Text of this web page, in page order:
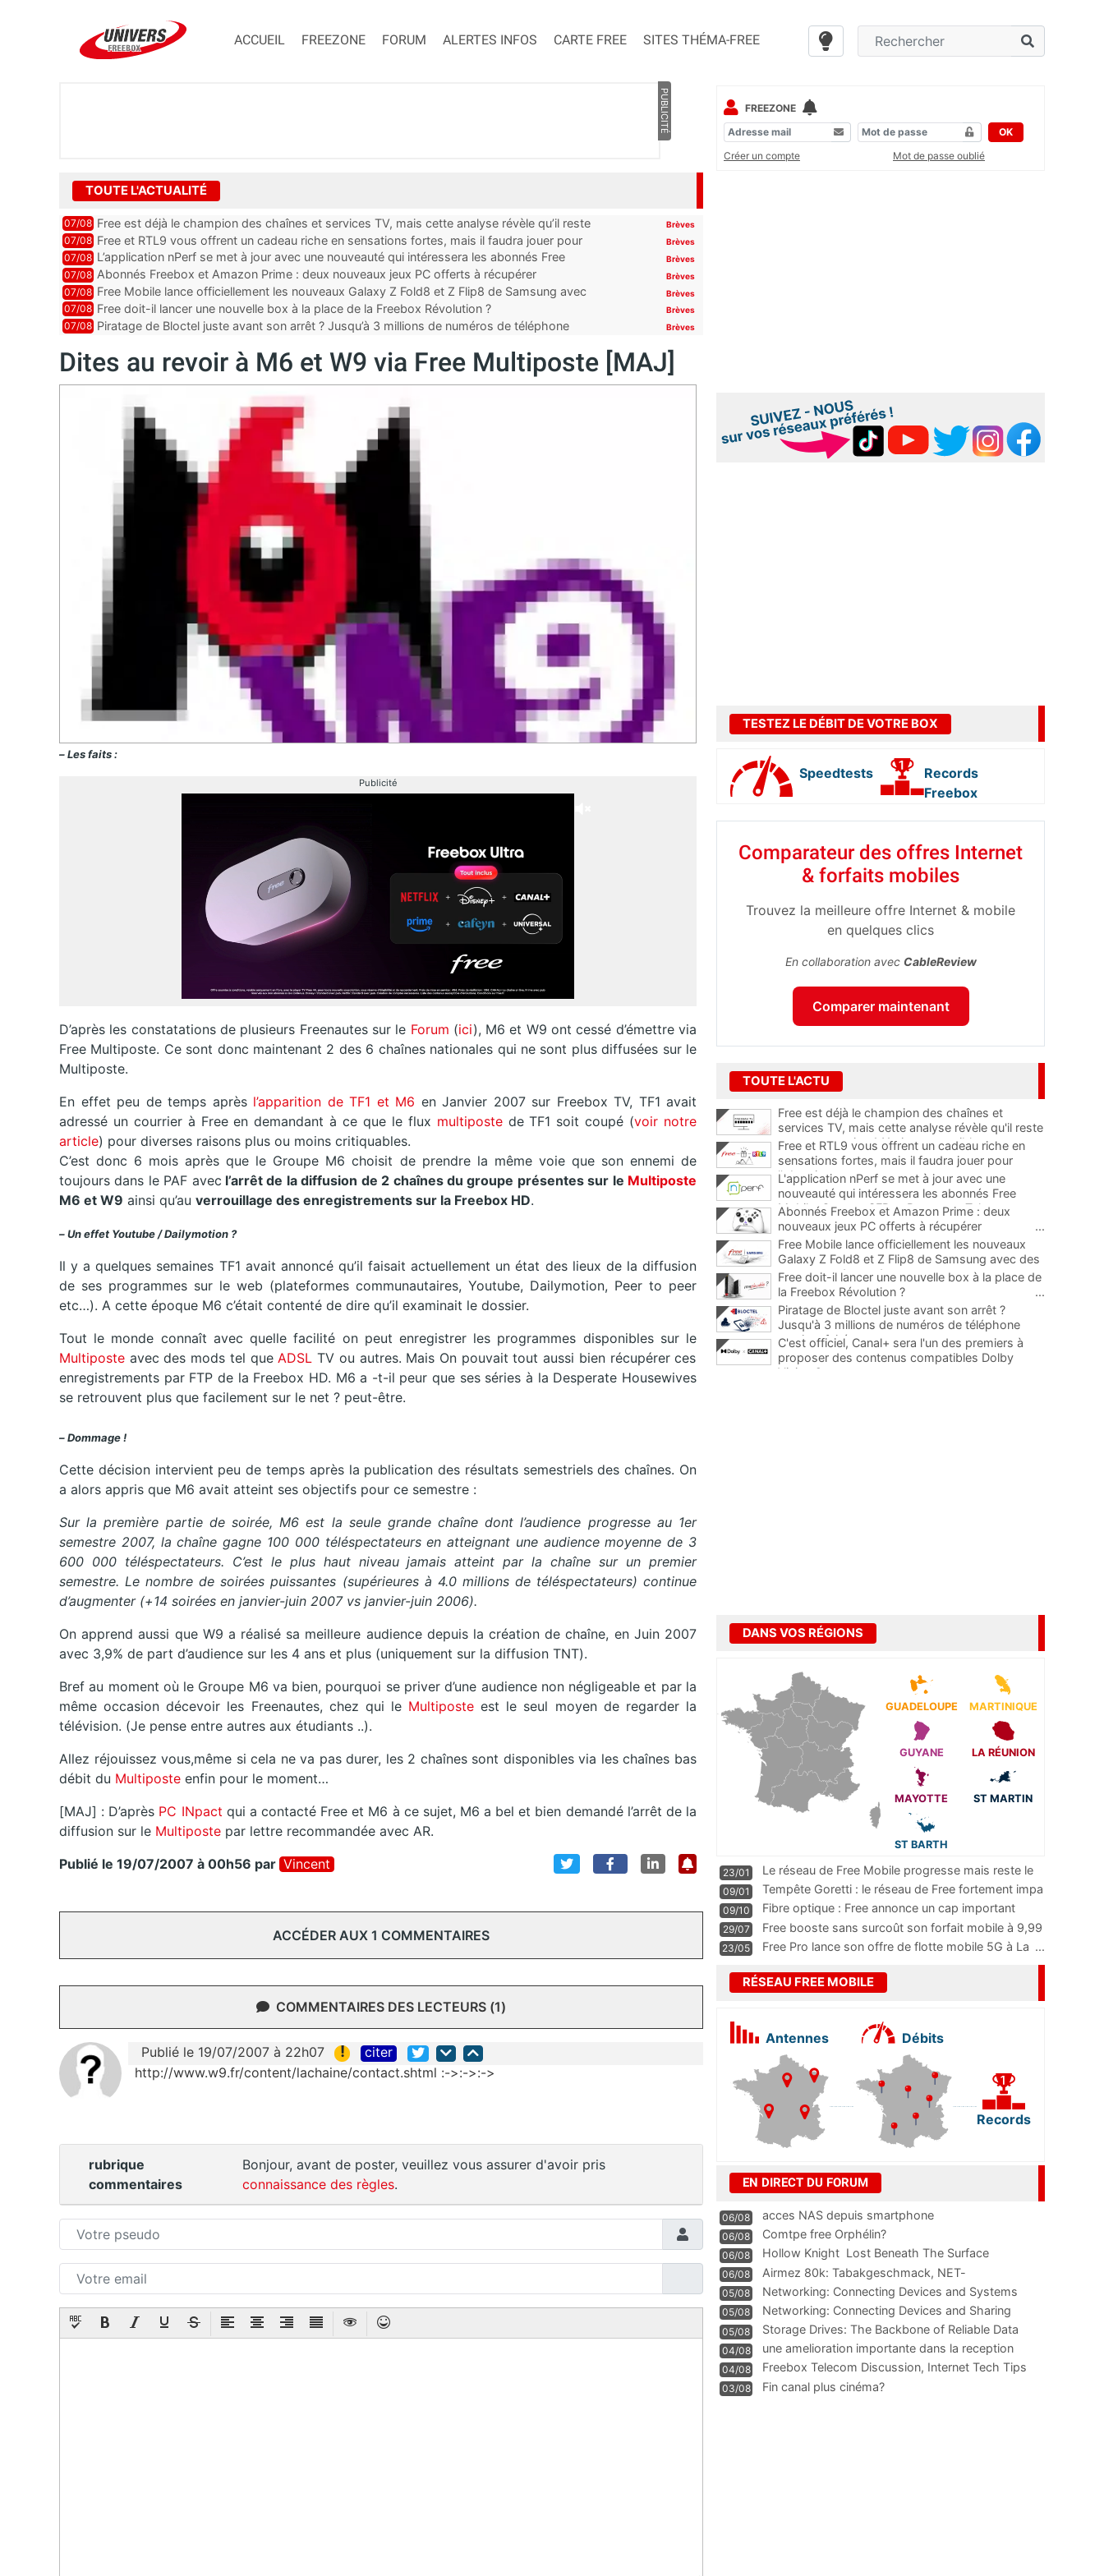
ACCUEIL FREEZONE FORUM ALERTES INFOS CARTE FREE SITES THÉMA-FREE
PUBLICITÉ
TOUTE L'ACTUALITÉ
07/08 Free est déjà le champion des chaînes et services TV, mais cette analyse révèle qu’il reste
encore au moin...
Brèves
07/08 Free et RTL9 vous offrent un cadeau riche en sensations fortes, mais il faudra jouer pour
l’obtenir
Brèves
07/08 L’application nPerf se met à jour avec une nouveauté qui intéressera les abonnés Free
Mobile, Orange, SFR ...
Brèves
07/08 Abonnés Freebox et Amazon Prime : deux nouveaux jeux PC offerts à récupérer Brèves
07/08 Free Mobile lance officiellement les nouveaux Galaxy Z Fold8 et Z Flip8 de Samsung avec
des promos et des cadeaux
Brèves
07/08 Free doit-il lancer une nouvelle box à la place de la Freebox Révolution ? Brèves
07/08 Piratage de Bloctel juste avant son arrêt ? Jusqu’à 3 millions de numéros de téléphone
Brèves
Dites au revoir à M6 et W9 via Free Multiposte [MAJ]
– Les faits :
Publicité
D’après les constatations de plusieurs Freenautes sur le Forum (ici), M6 et W9 ont cessé d’émettre via
Free Multiposte. Ce sont donc maintenant 2 des 6 chaînes nationales qui ne sont plus diffusées sur le
Multiposte.
En effet peu de temps après l’apparition de TF1 et M6 en Janvier 2007 sur Freebox TV, TF1 avait
adressé un courrier à Free en demandant à ce que le flux multiposte de TF1 soit coupé (voir notre
article) pour diverses raisons plus ou moins critiquables.
C’est donc 6 mois après que le Groupe M6 choisit de prendre la même voie que son ennemi de
toujours dans le PAF avec l’arrêt de la diffusion de 2 chaînes du groupe présentes sur le Multiposte
M6 et W9 ainsi qu’au verrouillage des enregistrements sur la Freebox HD.
– Un effet Youtube / Dailymotion ?
Il y a quelques semaines TF1 avait annoncé qu’il faisait actuellement un état des lieux de la diffusion
de ses programmes sur le web (plateformes communautaires, Youtube, Dailymotion, Peer to peer
etc…). A cette époque M6 c’était contenté de dire qu’il examinait le dossier.
Tout le monde connaît avec quelle facilité on peut enregistrer les programmes disponibles sur le
Multiposte avec des mods tel queADSLTV ou autres. Mais On pouvait tout aussi bien récupérer ces
enregistrements par FTP de la Freebox HD. M6 a -t-il peur que ses séries à la Desperate Housewives
se retrouvent plus que facilement sur le net ? peut-être.
– Dommage !
Cette décision intervient peu de temps après la publication des résultats semestriels des chaînes. On
a alors appris que M6 avait atteint ses objectifs pour ce semestre :
Sur la première partie de soirée, M6 est la seule grande chaîne dont l’audience progresse au 1er
semestre 2007, la chaîne gagne 100 000 téléspectateurs en atteignant une audience moyenne de 3
600 000 téléspectateurs. C’est le plus haut niveau jamais atteint par la chaîne sur un premier
semestre. Le nombre de soirées puissantes (supérieures à 4.0 millions de téléspectateurs) continue
d’augmenter (+14 soirées en janvier-juin 2007 vs janvier-juin 2006).
On apprend aussi que W9 a réalisé sa meilleure audience depuis la création de chaîne, en Juin 2007
avec 3,9% de part d’audience sur les 4 ans et plus (uniquement sur la diffusion TNT).
Bref au moment où le Groupe M6 va bien, pourquoi se priver d’une audience non négligeable et par la
même occasion décevoir les Freenautes, chez qui leMultiposteest le seul moyen de regarder la
télévision. (Je pense entre autres aux étudiants ..).
Allez réjouissez vous,même si cela ne va pas durer, les 2 chaînes sont disponibles via les chaînes bas
débit du Multiposte enfin pour le moment…
[MAJ] : D’après PC INpact qui a contacté Free et M6 à ce sujet, M6 a bel et bien demandé l’arrêt de la
diffusion sur le Multiposte par lettre recommandée avec AR.
Publié le 19/07/2007 à 00h56 par Vincent
ACCÉDER AUX 1 COMMENTAIRES
COMMENTAIRES DES LECTEURS (1)
Publié le 19/07/2007 à 22h07 !
citer
http://www.w9.fr/content/lachaine/contact.shtml :->:->:->
rubrique
commentaires
Bonjour, avant de poster, veuillez vous assurer d'avoir pris
connaissance des règles.
FREEZONE
OK
Créer un compte
Mot de passe oublié
TESTEZ LE DÉBIT DE VOTRE BOX
Speedtests
Records
Freebox
Comparateur des offres Internet
& forfaits mobiles
Trouvez la meilleure offre Internet & mobile
en quelques clics
En collaboration avec CableReview
Comparer maintenant
TOUTE L'ACTU
Free est déjà le champion des chaînes et
services TV, mais cette analyse révèle qu'il reste
encore au moins 141 ajouts possibles
Free et RTL9 vous offrent un cadeau riche en
sensations fortes, mais il faudra jouer pour
l'obtenir
L'application nPerf se met à jour avec une
nouveauté qui intéressera les abonnés Free
Mobile, Orange, SFR et Bouygues Telecom
Abonnés Freebox et Amazon Prime : deux
nouveaux jeux PC offerts à récupérer
...
Free Mobile lance officiellement les nouveaux
Galaxy Z Fold8 et Z Flip8 de Samsung avec des
promos et des cadeaux
...
Free doit-il lancer une nouvelle box à la place de
la Freebox Révolution ?
...
Piratage de Bloctel juste avant son arrêt ?
Jusqu'à 3 millions de numéros de téléphone
auraient fuité
C'est officiel, Canal+ sera l'un des premiers à
proposer des contenus compatibles Dolby
Vision 2
DANS VOS RÉGIONS
GUADELOUPE MARTINIQUE
GUYANE LA RÉUNION
MAYOTTE ST MARTIN
ST BARTH
23/01
Le réseau de Free Mobile progresse mais reste le
m
...
09/01
Tempête Goretti : le réseau de Free fortement impa
09/10
Fibre optique : Free annonce un cap important
pass
...
29/07
Free booste sans surcoût son forfait mobile à 9,99
23/05 Free Pro lance son offre de flotte mobile 5G à La ...
RÉSEAU FREE MOBILE
Antennes Débits
Records
EN DIRECT DU FORUM
06/08 acces NAS depuis smartphone
06/08 Comtpe free Orphélin?
06/08 Hollow Knight  Lost Beneath The Surface
06/08
Airmez 80k: Tabakgeschmack, NET-
Technologie und Leistung im
05/08 Networking: Connecting Devices and Systems
05/08
Networking: Connecting Devices and Sharing
Information
05/08
Storage Drives: The Backbone of Reliable Data
Management
04/08
une amelioration importante dans la reception
WIFI
04/08
Freebox Telecom Discussion, Internet Tech Tips
Communi
03/08 Fin canal plus cinéma?